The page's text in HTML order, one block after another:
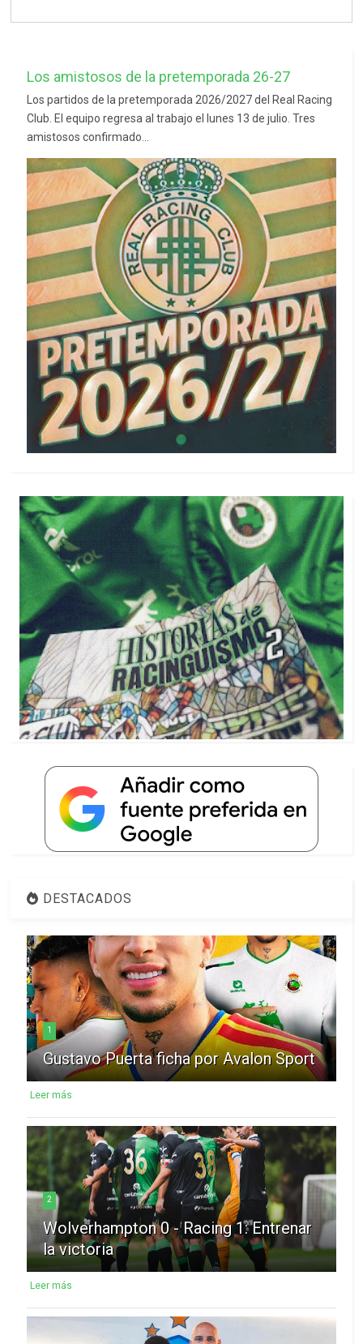
Los amistosos de la pretemporada 26-27
Los partidos de la pretemporada 2026/2027 del Real Racing
Club. El equipo regresa al trabajo el lunes 13 de julio. Tres
amistosos confirmado...
DESTACADOS
1
Gustavo Puerta ficha por Avalon Sport
Leer más
2
Wolverhampton 0 - Racing 1: Entrenar
la victoria
Leer más